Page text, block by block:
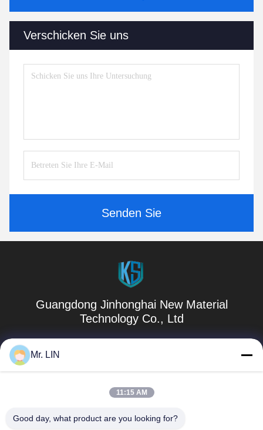
Verschicken Sie uns
Senden Sie
Guangdong Jinhonghai New Material
Technology Co., Ltd
86--13192099222
Gebäude 5, Lihe-Bauhinia-intelligentes Industriegebiet,
Mr. LIN
11:15 AM
Good day, what product are you looking for?